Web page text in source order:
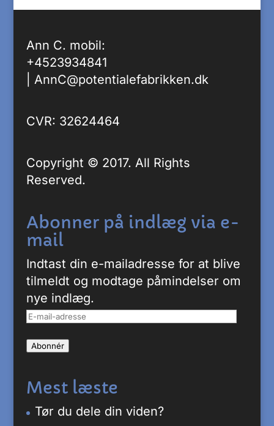
Ann C. mobil:
+4523934841
AnnC@potentialefabrikken.dk
CVR: 32624464
Copyright © 2017. All Rights
Reserved.
Abonner på indlæg via e-
mail
Indtast din e-mailadresse for at blive
tilmeldt og modtage påmindelser om
nye indlæg.
E-
adresse
Abonnér
Mest læste
Tør du dele din viden?